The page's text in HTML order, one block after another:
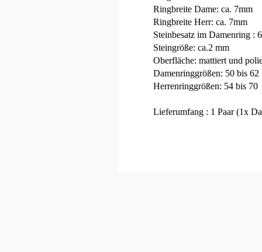
Ringbreite Dame: ca. 7mm
Ringbreite Herr: ca. 7mm
Steinbesatz im Damenring :
Steingröße: ca.2 mm
Oberfläche: mattiert und
Damenringgrößen: 50 bis 62
Herrenringgrößen: 54 bis 70
Lieferumfang : 1 Paar (1x